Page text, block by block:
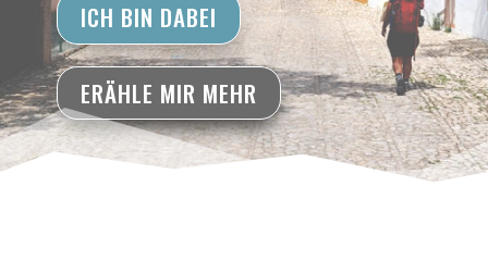
ICH BIN DABEI
ERÄHLE MIR MEHR